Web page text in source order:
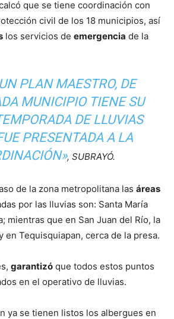
que se tiene coordinación con
civil de los 18 municipios, así
los servicios de emergencia de la
PLAN MAESTRO, DE
MUNICIPIO TIENE SU
DE LLUVIAS
PRESENTADA A LA
, SUBRAYÓ.
de la zona metropolitana las áreas
por las lluvias son: Santa María
mientras que en San Juan del Río, la
en Tequisquiapan, cerca de la presa.
garantizó que todos estos puntos
en el operativo de lluvias.
ya se tienen listos los albergues en